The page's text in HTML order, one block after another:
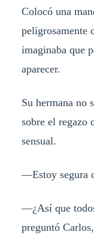
Colocó una
peligrosamente
imaginaba que
aparecer.
Su hermana no
sobre el regazo
sensual.
—Estoy segura
—¿Así que
preguntó